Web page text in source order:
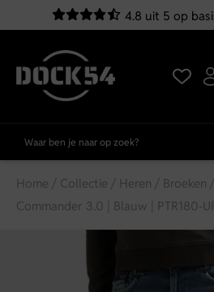
4.8 uit 5 op
Home / Collectie / Heren / Broeken
Commander 3.0 | Blauw | PTR180-